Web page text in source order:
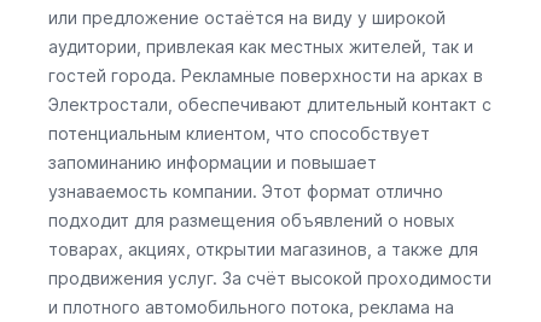
или предложение остаётся на виду у широкой
аудитории, привлекая как местных жителей, так и
гостей города. Рекламные поверхности на арках в
Электростали, обеспечивают длительный контакт с
потенциальным клиентом, что способствует
запоминанию информации и повышает
узнаваемость компании. Этот формат отлично
подходит для размещения объявлений о новых
товарах, акциях, открытии магазинов, а также для
продвижения услуг. За счёт высокой проходимости
и плотного автомобильного потока, реклама на